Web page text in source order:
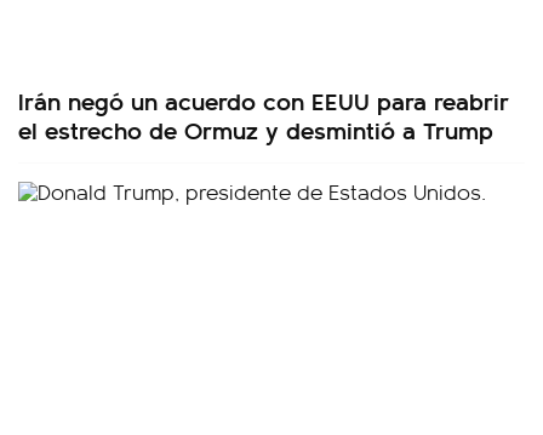
Irán negó un acuerdo con EEUU para reabrir
el estrecho de Ormuz y desmintió a Trump